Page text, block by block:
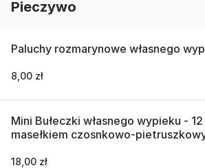
Pieczywo
Paluchy rozmarynowe własnego
8,00 zł
Mini Bułeczki własnego wypieku -
masełkiem czosnkowo-
18,00 zł